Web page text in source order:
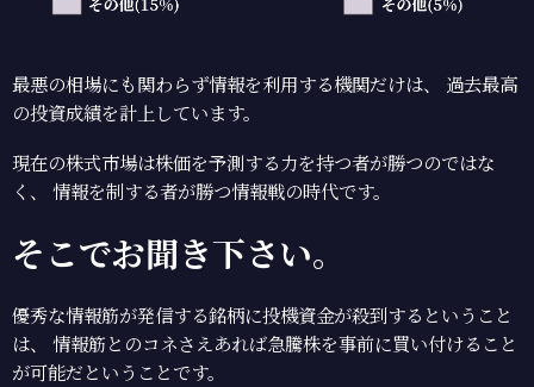
最悪の相場にも関わらず情報を利用する機関だけは、
過去最高
の投資成績を計上しています。
現在の株式市場は株価を予測する力を持つ者が勝つのではな
く、
情報を制する者が勝つ情報戦の時代です。
そこでお聞き下さい。
優秀な情報筋が発信する銘柄に投機資金が殺到するということ
は、
情報筋とのコネさえあれば急騰株を事前に買い付けること
が可能だということです。